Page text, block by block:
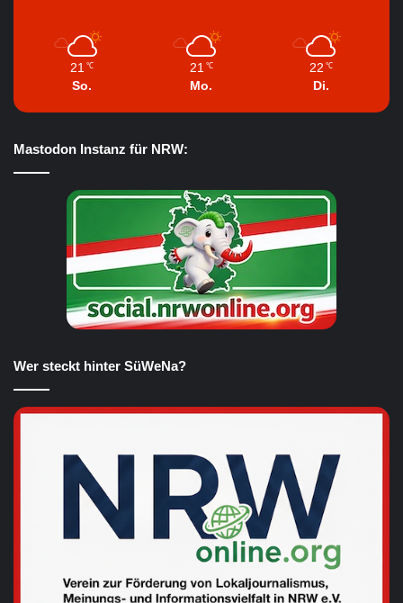
21 ℃
So.
21 ℃
Mo.
22 ℃
Di.
Mastodon Instanz für NRW:
Wer steckt hinter SüWeNa?